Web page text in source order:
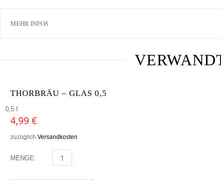
MEHR INFOS
THORBRÄU – GLAS 0,5
0,5 l
4,99 €
zuzüglich Versandkosten
MENGE: THORBRÄU - GLAS 0,5 MENGE